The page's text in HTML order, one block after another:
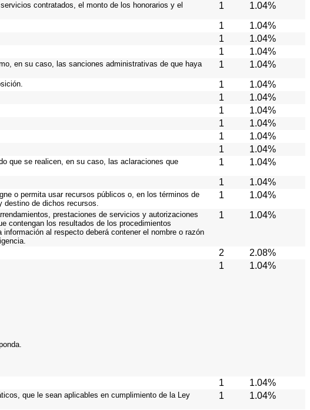
contratados, el monto de los honorarios y el
1 1.04%
1 1.04%
1 1.04%
1 1.04%
en su caso, las sanciones administrativas de que haya
1 1.04%
1 1.04%
1 1.04%
1 1.04%
1 1.04%
1 1.04%
1 1.04%
que se realicen, en su caso, las aclaraciones que
1 1.04%
1 1.04%
o permita usar recursos públicos o, en los términos de
destino de dichos recursos.
1 1.04%
prestaciones de servicios y autorizaciones
contengan los resultados de los procedimientos
al respecto deberá contener el nombre o razón
1 1.04%
2 2.08%
1 1.04%
1 1.04%
que le sean aplicables en cumplimiento de la Ley
1 1.04%